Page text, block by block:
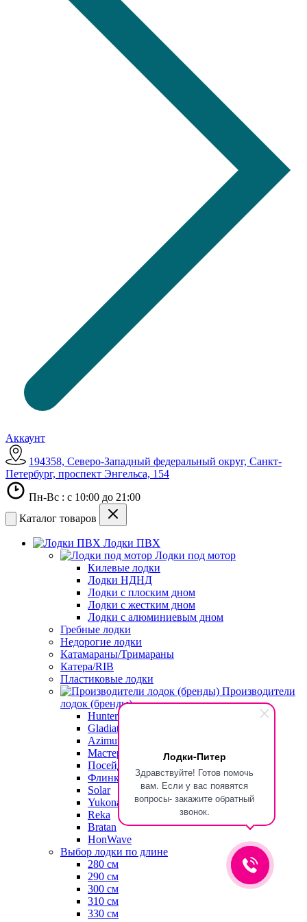
Лодки-Питер
Здравствуйте! Готов помочь
вам. Если у вас появятся
вопросы- закажите обратный
звонок.
Аккаунт
194358, Северо-Западный федеральный округ, Санкт-
Петербург, проспект Энгельса, 154
Пн-Вс : с 10:00 до 21:00
Каталог товаров
Лодки ПВХ
Лодки под мотор
Килевые лодки
Лодки НДНД
Лодки с плоским дном
Лодки с жестким дном
Лодки с алюминиевым дном
Гребные лодки
Недорогие лодки
Катамараны/Тримараны
Катера/RIB
Пластиковые лодки
Производители
лодок (бренды)
Hunterboat
Gladiator
Azimut
Мастер Лодок
Посейдон
Флинк
Solar
Yukona
Reka
Bratan
HonWave
Выбор лодки по длине
280 см
290 см
300 см
310 см
330 см